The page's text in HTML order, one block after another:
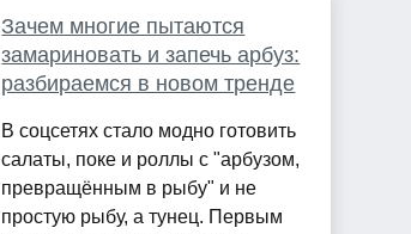
Зачем многие пытаются
замариновать и запечь арбуз:
разбираемся в новом тренде
В соцсетях стало модно готовить
салаты, поке и роллы с "арбузом,
превращённым в рыбу" и не
простую рыбу, а тунец. Первым